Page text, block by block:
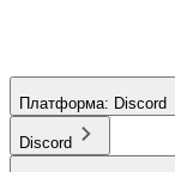
Платформа: Discord
Discord